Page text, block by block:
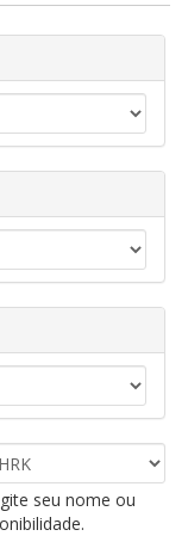
seu nome ou